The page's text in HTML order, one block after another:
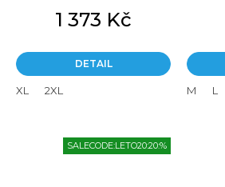
1 373 Kč
DETAIL
XL 2XL M L
SALECODE:LETO20:20:%